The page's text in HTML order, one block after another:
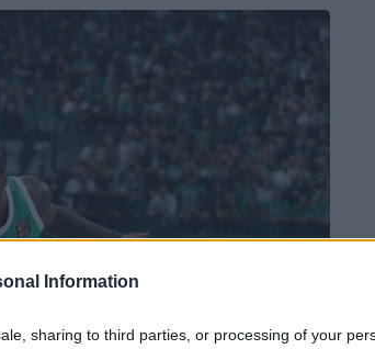
Information
sharing to third parties, or processing of your